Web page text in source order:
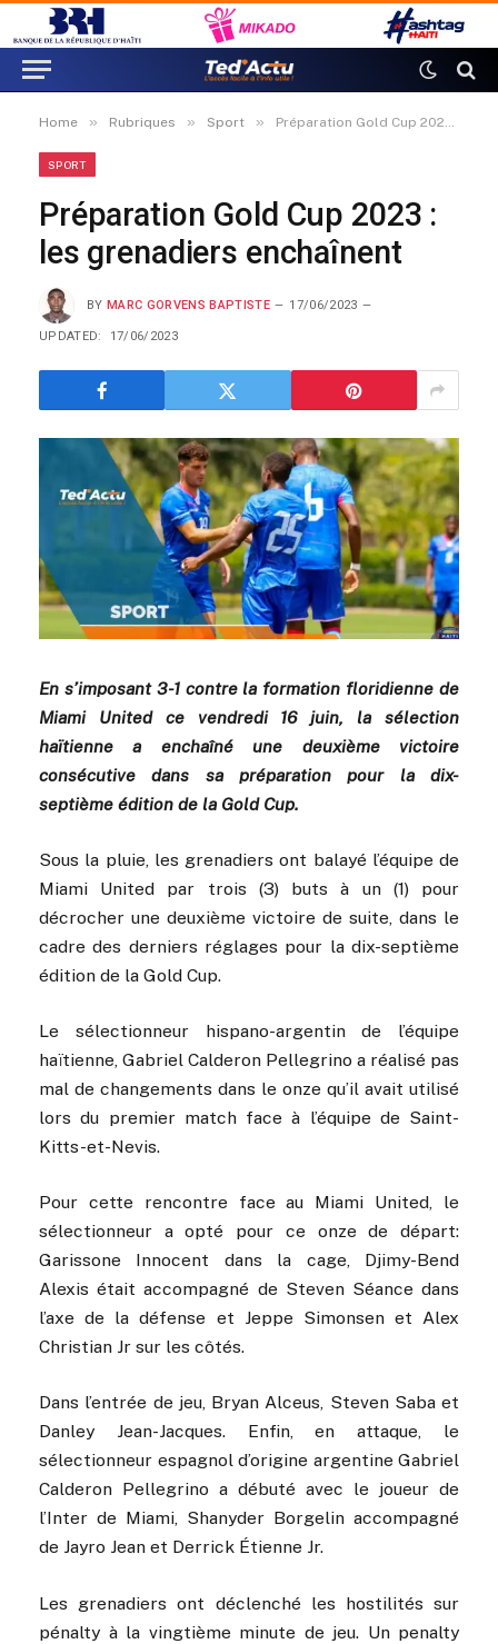
Home » Rubriques » Sport » Préparation Gold Cup 2023 : les grenadiers enchaînent
SPORT
Préparation Gold Cup 2023 :
les grenadiers enchaînent
BY MARC GORVENS BAPTISTE 17/06/2023
UPDATED: 17/06/2023
En s’imposant 3-1 contre la formation floridienne de
Miami United ce vendredi 16 juin, la sélection
haïtienne a enchaîné une deuxième victoire
consécutive dans sa préparation pour la dix-
septième édition de la Gold Cup.
Sous la pluie, les grenadiers ont balayé l’équipe de
Miami United par trois (3) buts à un (1) pour
décrocher une deuxième victoire de suite, dans le
cadre des derniers réglages pour la dix-septième
édition de la Gold Cup.
Le sélectionneur hispano-argentin de l’équipe
haïtienne, Gabriel Calderon Pellegrino a réalisé pas
mal de changements dans le onze qu’il avait utilisé
lors du premier match face à l’équipe de Saint-
Kitts-et-Nevis.
Pour cette rencontre face au Miami United, le
sélectionneur a opté pour ce onze de départ:
Garissone Innocent dans la cage, Djimy-Bend
Alexis était accompagné de Steven Séance dans
l’axe de la défense et Jeppe Simonsen et Alex
Christian Jr sur les côtés.
Dans l’entrée de jeu, Bryan Alceus, Steven Saba et
Danley Jean-Jacques. Enfin, en attaque, le
sélectionneur espagnol d’origine argentine Gabriel
Calderon Pellegrino a débuté avec le joueur de
l’Inter de Miami, Shanyder Borgelin accompagné
de Jayro Jean et Derrick Étienne Jr.
Les grenadiers ont déclenché les hostilités sur
pénalty à la vingtième minute de jeu. Un penalty